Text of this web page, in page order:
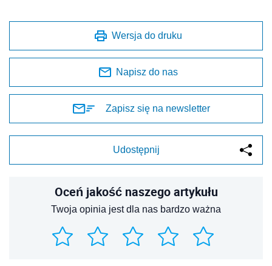
Wersja do druku
Napisz do nas
Zapisz się na newsletter
Udostępnij
Oceń jakość naszego artykułu
Twoja opinia jest dla nas bardzo ważna